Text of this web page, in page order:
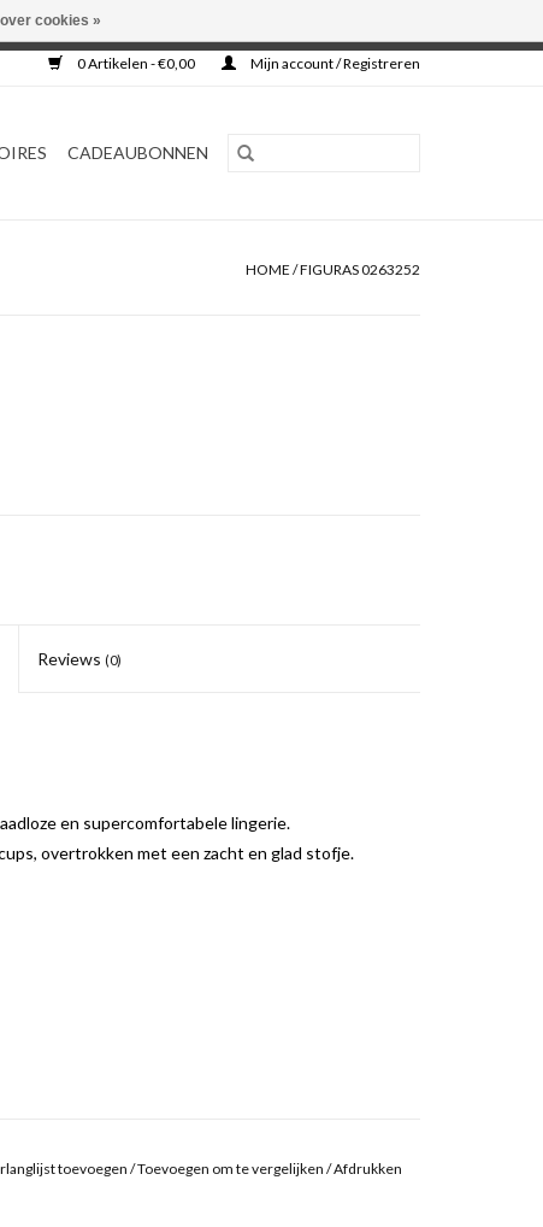
0 Artikelen - €0,00 Mijn account / Registreren
CADEAUBONNEN
HOME /FIGURAS 0263252
Reviews (0)
en supercomfortabele lingerie.
overtrokken met een zacht en glad stofje.
toevoegen /Toevoegen om te vergelijken /Afdrukken
cookies »